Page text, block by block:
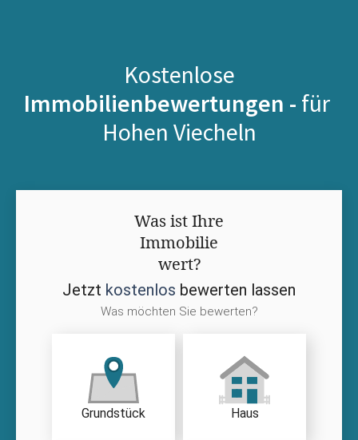
Kostenlose
Immobilienbewertungen - für
Hohen Viecheln
Was ist Ihre
Immobilie
wert?
Jetzt kostenlos bewerten lassen
Was möchten Sie bewerten?
Grundstück Haus